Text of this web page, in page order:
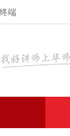
端